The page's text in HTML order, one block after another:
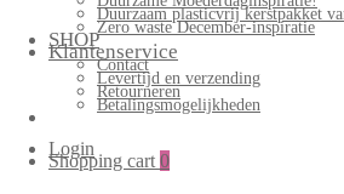
Duurzaam plasticvrij kerstpakket
Zero waste December-inspiratie
SHOP
Klantenservice
Contact
Levertijd en verzending
Retourneren
Betalingsmogelijkheden
Login
Shopping cart 0